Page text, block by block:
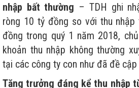
nhập bất thường – TDH ghi
ròng 10 tỷ đồng so với thu nhập
đồng trong quý 1 năm 2018,
khoản thu nhập không thường
tại các công ty con như đã đề
Tăng trưởng đáng kể thu nhập